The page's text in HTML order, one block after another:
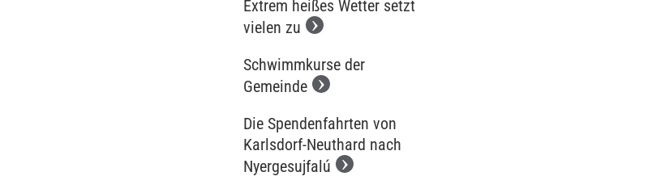
Extrem heißes Wetter setzt
vielen zu
Schwimmkurse der
Gemeinde
Die Spendenfahrten von
Karlsdorf-Neuthard nach
Nyergesujfalú